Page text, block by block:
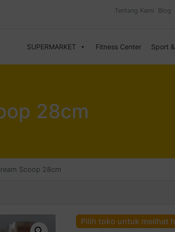
Tentang Kami Blog
SUPERMARKET Fitness Center Sport
28cm
Scoop 28cm
Pilih toko untuk melihat